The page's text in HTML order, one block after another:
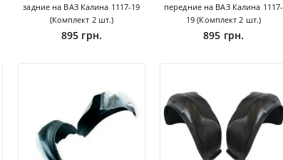
задние на ВАЗ Калина 1117-19
(Комплект 2 шт.)
895 грн.
передние на ВАЗ Калина 1117-
19 (Комплект 2 шт.)
895 грн.